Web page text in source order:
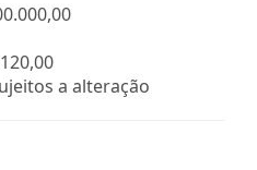
a alteração